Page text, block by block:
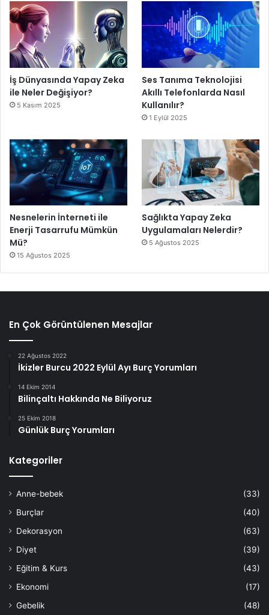
İş Dünyasında Yapay Zeka
ile Neler Değişiyor?
5 Kasım 2025
Ses Tanıma Teknolojisi
Akıllı Telefonlarda Nasıl
Kullanılır?
1 Eylül 2025
Nesnelerin İnterneti ile
Enerji Tasarrufu Mümkün
Mü?
15 Ağustos 2025
Sağlıkta Yapay Zeka
Uygulamaları Nelerdir?
5 Ağustos 2025
En Çok Görüntülenen Mesajlar
22 Ağustos 2022
İkizler Burcu 2022 Eylül Ayı Burç Yorumları
14 Ekim 2014
Bilinçaltı Hakkında Ne Biliyoruz
25 Ekim 2018
Günlük Burç Yorumları
Kategoriler
Anne-bebek
(33)
Burçlar
(40)
Dekorasyon
(63)
Diyet
(39)
Eğitim & Kurs
(43)
Ekonomi
(17)
Gebelik
(48)